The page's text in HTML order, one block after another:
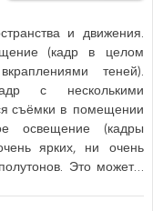
и движения.
(кадр в целом
теней).
с несколькими
съёмки в помещении
освещение (кадры
ярких, ни очень
Это может…